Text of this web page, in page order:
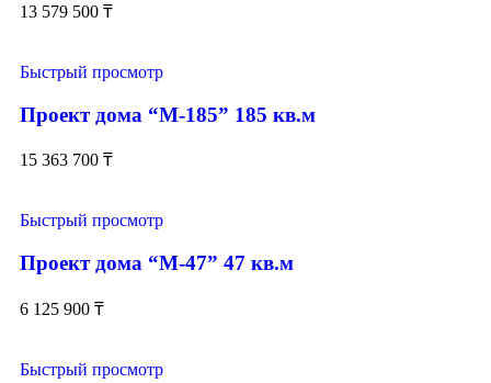
13 579 500 ₸
Быстрый просмотр
Проект дома “М-185” 185 кв.м
15 363 700 ₸
Быстрый просмотр
Проект дома “М-47” 47 кв.м
6 125 900 ₸
Быстрый просмотр